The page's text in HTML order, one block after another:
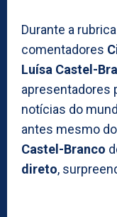
Durante a rubrica
comentadores
Luísa Castel-
apresentadores
notícias do
antes mesmo
Castel-Branco
direto,